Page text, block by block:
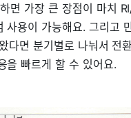
면 가장 큰 장점이 마치
사용이 가능해요. 그리고
다면 분기별로 나눠서 전
을 빠르게 할 수 있어요.